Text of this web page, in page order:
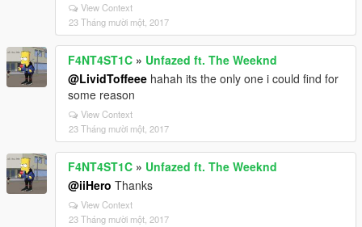
View Context
23 Tháng mười một, 2017
F4NT4ST1C » Unfazed ft. The Weeknd
@LividToffeee hahah its the only one i could find for
some reason
View Context
23 Tháng mười một, 2017
F4NT4ST1C » Unfazed ft. The Weeknd
@iiHero Thanks
View Context
23 Tháng mười một, 2017